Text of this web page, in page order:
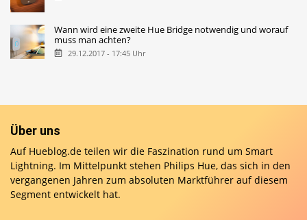
Wann wird eine zweite Hue Bridge notwendig und worauf
muss man achten?
29.12.2017 - 17:45 Uhr
Über uns
Auf Hueblog.de teilen wir die Faszination rund um Smart
Lightning. Im Mittelpunkt stehen Philips Hue, das sich in den
vergangenen Jahren zum absoluten Marktführer auf diesem
Segment entwickelt hat.